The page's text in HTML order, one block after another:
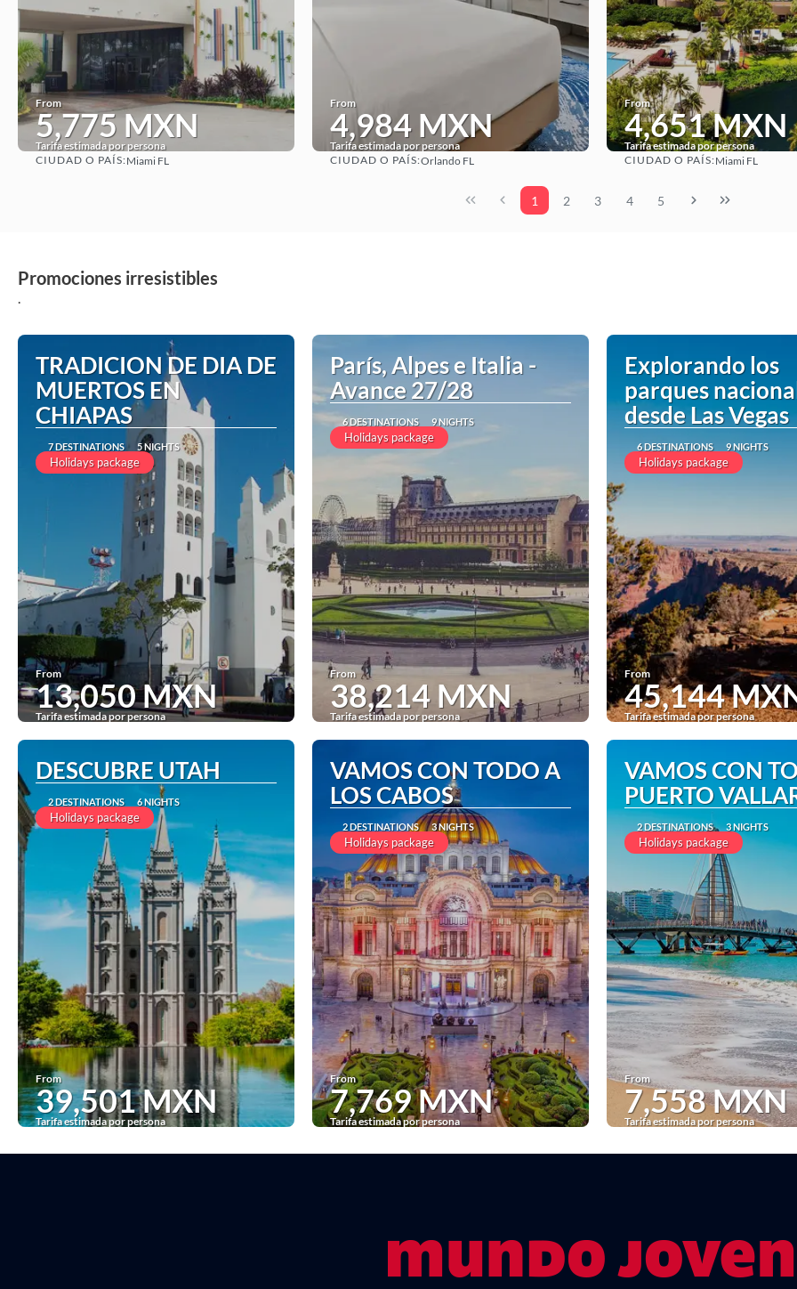
From
5,775 MXN
Tarifa estimada por persona
See
CIUDAD O PAÍS:Miami FL
From
4,984 MXN
Tarifa estimada por persona
See
CIUDAD O PAÍS:Orlando FL
From
4,651 MXN
Tarifa estimada por persona
See
CIUDAD O PAÍS:Miami FL
1 2 3 4 5
Promociones irresistibles
.
TRADICION DE DIA DE
MUERTOS EN
CHIAPAS
7 DESTINATIONS 5 NIGHTS
Holidays package
From
13,050 MXN
Tarifa estimada por persona
See
París, Alpes e Italia -
Avance 27/28
6 DESTINATIONS 9 NIGHTS
Holidays package
From
38,214 MXN
Tarifa estimada por persona
See
Explorando los
parques
desde Las Vegas
6 DESTINATIONS 9 NIGHTS
Holidays package
From
45,144
Tarifa estimada por persona
See
DESCUBRE UTAH
2 DESTINATIONS 6 NIGHTS
Holidays package
From
39,501 MXN
Tarifa estimada por persona
VAMOS CON TODO A
LOS CABOS
2 DESTINATIONS 3 NIGHTS
Holidays package
From
7,769 MXN
Tarifa estimada por persona
VAMOS CON
PUERTO
2 DESTINATIONS 3 NIGHTS
Holidays package
From
7,558 MXN
Tarifa estimada por persona